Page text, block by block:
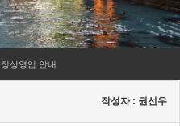
상영업 안내
작성자 : 권선우